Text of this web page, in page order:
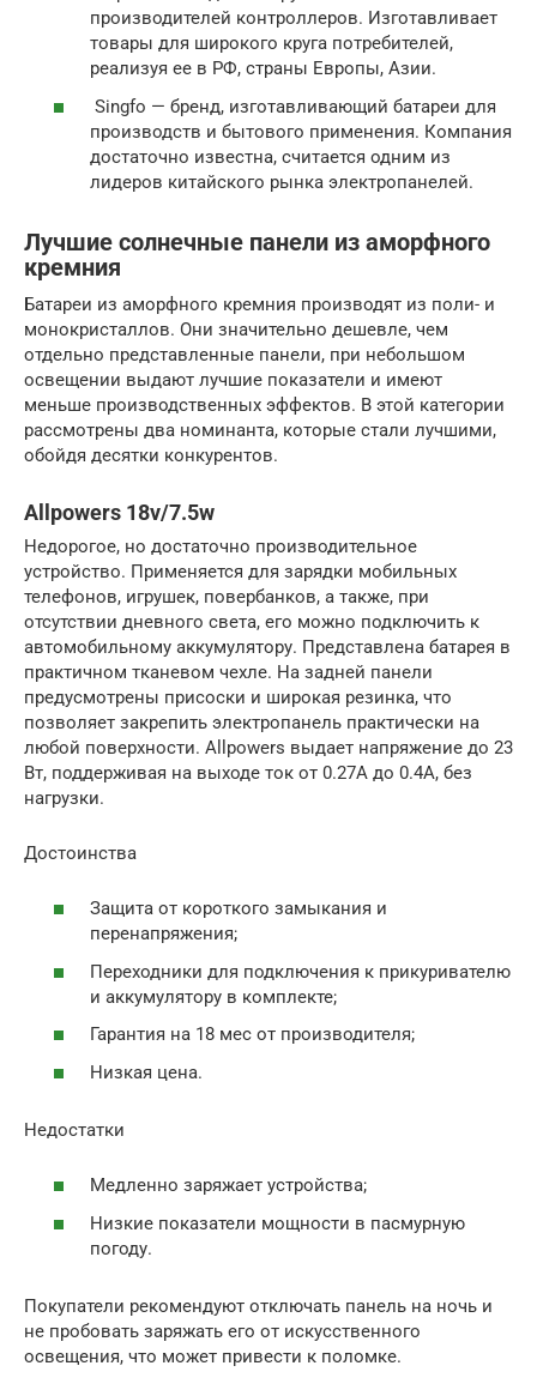
производителей контроллеров. Изготавливает
товары для широкого круга потребителей,
реализуя ее в РФ, страны Европы, Азии.
Singfo — бренд, изготавливающий батареи для
производств и бытового применения. Компания
достаточно известна, считается одним из
лидеров китайского рынка электропанелей.
Лучшие солнечные панели из аморфного
кремния
Батареи из аморфного кремния производят из поли- и
монокристаллов. Они значительно дешевле, чем
отдельно представленные панели, при небольшом
освещении выдают лучшие показатели и имеют
меньше производственных эффектов. В этой категории
рассмотрены два номинанта, которые стали лучшими,
обойдя десятки конкурентов.
Allpowers 18v/7.5w
Недорогое, но достаточно производительное
устройство. Применяется для зарядки мобильных
телефонов, игрушек, повербанков, а также, при
отсутствии дневного света, его можно подключить к
автомобильному аккумулятору. Представлена батарея в
практичном тканевом чехле. На задней панели
предусмотрены присоски и широкая резинка, что
позволяет закрепить электропанель практически на
любой поверхности. Allpowers выдает напряжение до 23
Вт, поддерживая на выходе ток от 0.27A до 0.4A, без
нагрузки.
Достоинства
Защита от короткого замыкания и
перенапряжения;
Переходники для подключения к прикуривателю
и аккумулятору в комплекте;
Гарантия на 18 мес от производителя;
Низкая цена.
Недостатки
Медленно заряжает устройства;
Низкие показатели мощности в пасмурную
погоду.
Покупатели рекомендуют отключать панель на ночь и
не пробовать заряжать его от искусственного
освещения, что может привести к поломке.